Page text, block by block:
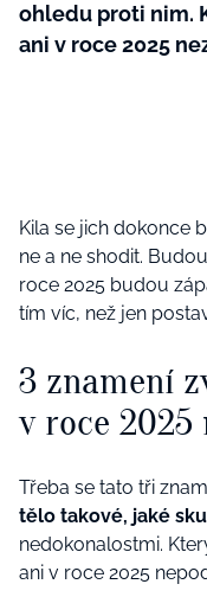
ohledu proti nim.
ani v roce 2025
Kila se jich dokonce
ne a ne shodit.
roce 2025 budou
tím víc, než jen
3 znamení
v roce 2025
Třeba se tato tři
tělo takové, jaké
nedokonalostmi.
ani v roce 2025